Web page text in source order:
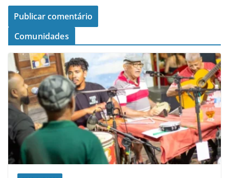
Comunidades